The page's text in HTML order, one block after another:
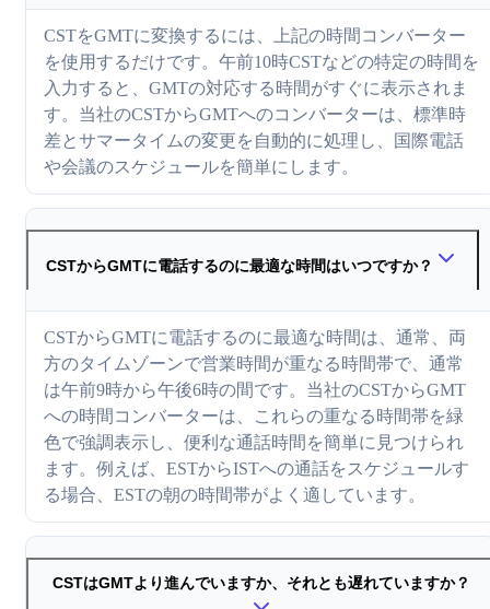
CSTをGMTに変換するには、上記の時間コンバーター
を使用するだけです。午前10時CSTなどの特定の時間を
入力すると、GMTの対応する時間がすぐに表示されま
す。当社のCSTからGMTへのコンバーターは、標準時
差とサマータイムの変更を自動的に処理し、国際電話
や会議のスケジュールを簡単にします。
CSTからGMTに電話するのに最適な時間はいつですか？
CSTからGMTに電話するのに最適な時間は、通常、両
方のタイムゾーンで営業時間が重なる時間帯で、通常
は午前9時から午後6時の間です。当社のCSTからGMT
への時間コンバーターは、これらの重なる時間帯を緑
色で強調表示し、便利な通話時間を簡単に見つけられ
ます。例えば、ESTからISTへの通話をスケジュールす
る場合、ESTの朝の時間帯がよく適しています。
CSTはGMTより進んでいますか、それとも遅れていますか？